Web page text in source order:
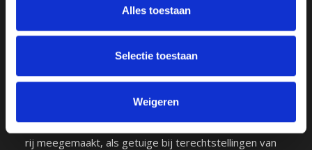
Alles toestaan
Selectie toestaan
Weigeren
gezet, dan is het jouw verantwoordelijkheid om hem
er ook weer vanaf te helpen. Dat is toch de taak van
zich aan de regels van de Nieuwe Moraal houdt?
Kijk anders maar eens naardit gesprek
Shohreh Feshtali. Zij heeft het in Iran van op de eerste
rij meegemaakt, als getuige bij terechtstellingen van